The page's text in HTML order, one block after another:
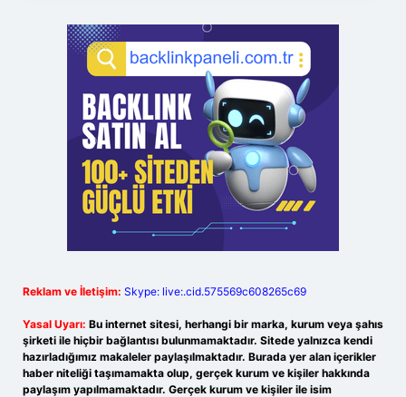
Reklam ve İletişim: Skype: live:.cid.575569c608265c69
Yasal Uyarı: Bu internet sitesi, herhangi bir marka, kurum veya şahıs
şirketi ile hiçbir bağlantısı bulunmamaktadır. Sitede yalnızca kendi
hazırladığımız makaleler paylaşılmaktadır. Burada yer alan içerikler
haber niteliği taşımamakta olup, gerçek kurum ve kişiler hakkında
paylaşım yapılmamaktadır. Gerçek kurum ve kişiler ile isim